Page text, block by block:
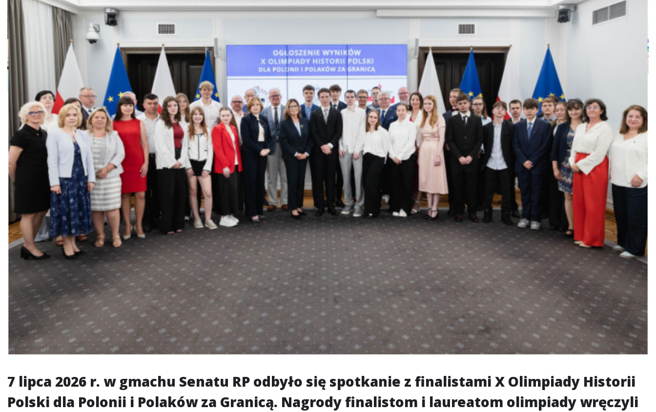
7 lipca 2026 r. w gmachu Senatu RP odbyło się spotkanie z finalistami X Olimpiady Historii
Polski dla Polonii i Polaków za Granicą. Nagrody finalistom i laureatom olimpiady wręczyli